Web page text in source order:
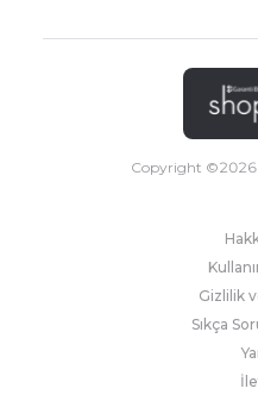
Copyright ©2026
Gizlilik
Sıkça